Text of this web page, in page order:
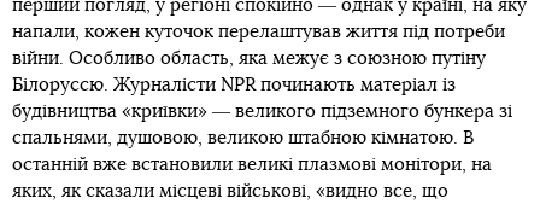
перший погляд, у регіоні спокійно ― однак у країні, на яку
напали, кожен куточок перелаштував життя під потреби
війни. Особливо область, яка межує з союзною путіну
Білоруссю. Журналісти NPR починають матеріал із
будівництва «криївки» ― великого підземного бункера зі
спальнями, душовою, великою штабною кімнатою. В
останній вже встановили великі плазмові монітори, на
яких, як сказали місцеві військові, «видно все, що